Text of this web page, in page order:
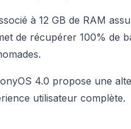
à 12 GB de RAM
de récupérer 100% de
4.0 propose une
utilisateur complète.